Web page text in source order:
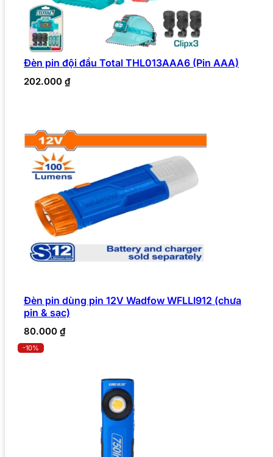
Đèn pin đội đầu Total THL013AAA6 (Pin AAA)
202.000 ₫
Đèn pin dùng pin 12V Wadfow WFLLI912 (chưa
pin & sạc)
80.000 ₫
-10%